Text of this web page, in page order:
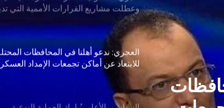
العجري: ندعو أهلنا في المحافظات
للابتعاد عن أماكن تجمعات الإمداد
للعدوان السعودي
السياسي الأعلى يُبارك العملية النوعية
للقوات المسلحة اليمنية ضد تحشيدات
السعودي